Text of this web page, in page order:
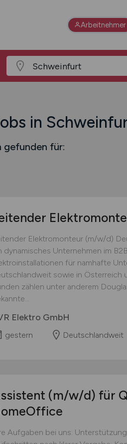
Arbeitnehmer
in
gefunden für:
Elektromonteur (m/w/d)
dynamisches Unternehmen im
für namhafte
sowie in Österreich
zählen unter anderem
Elektro GmbH
gestern Deutschlandweit
(m/w/d) für
Aufgaben bei uns: